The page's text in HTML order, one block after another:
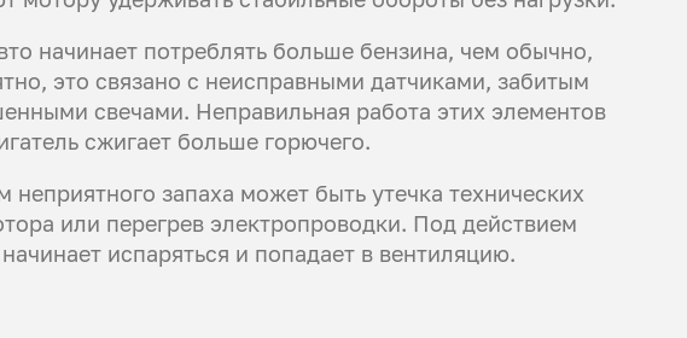
начинает потреблять больше бензина, чем обычно,
это связано с неисправными датчиками, забитым
свечами. Неправильная работа этих элементов
сжигает больше горючего.
неприятного запаха может быть утечка технических
или перегрев электропроводки. Под действием
испаряться и попадает в вентиляцию.